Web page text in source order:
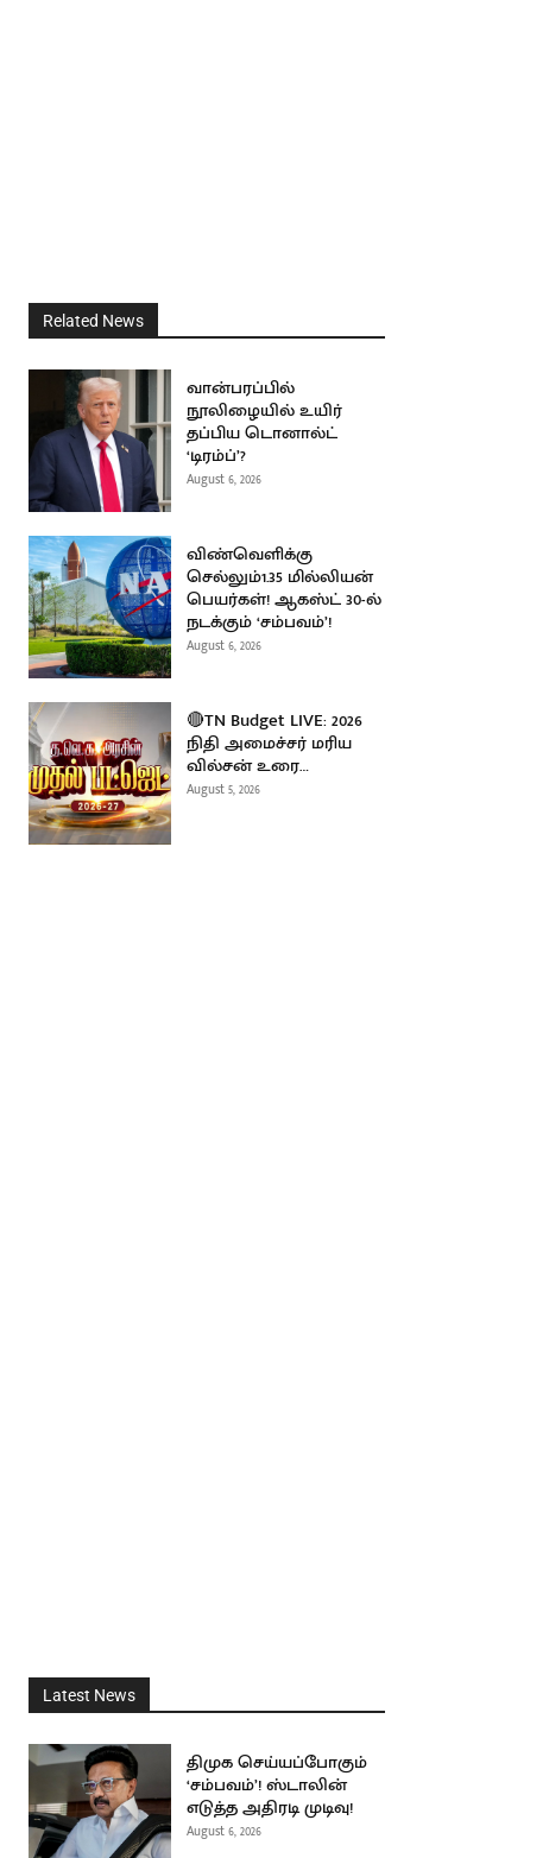
Related News
வான்பரப்பில்
நூலிழையில் உயிர்
தப்பிய டொனால்ட்
‘டிரம்ப்’?
August 6, 2026
விண்வெளிக்கு
செல்லும்1.35 மில்லியன்
பெயர்கள்! ஆகஸ்ட் 30-ல்
நடக்கும் ‘சம்பவம்’!
August 6, 2026
🔴TN Budget LIVE: 2026
நிதி அமைச்சர் மரிய
வில்சன் உரை…
August 5, 2026
Latest News
திமுக செய்யப்போகும்
‘சம்பவம்’! ஸ்டாலின்
எடுத்த அதிரடி முடிவு!
August 6, 2026